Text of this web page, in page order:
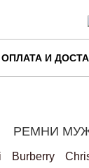
ОПЛАТА И
РЕМНИ
Burberry